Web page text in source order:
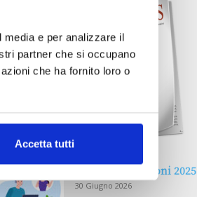
e per analizzare il
partner che si occupano
che ha fornito loro o
Accetta tutti
Reclami e sanzioni 2025
30 Giugno 2026